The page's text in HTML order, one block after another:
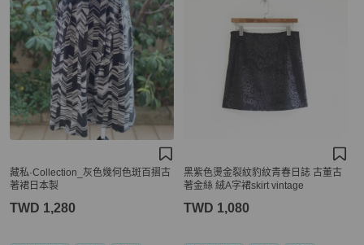
藏私·Collection_灰色幾何色斑百摺古
著裙日本製
TWD 1,280
黑紫色燙金裂紋豹紋青春日誌 古董古
著金絲 絨A字裙skirt vintage
TWD 1,080